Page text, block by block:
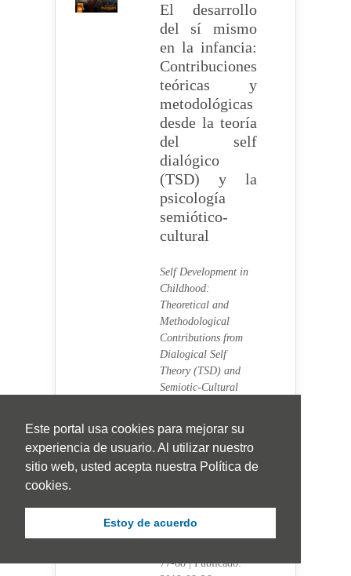
Este portal usa cookies para mejorar su
experiencia de usuario. Al utilizar nuestro
sitio web, usted acepta nuestra Política de
cookies.
Estoy de acuerdo
El desarrollo
del sí mismo
en la infancia:
Contribuciones
teóricas y
metodológicas
desde la teoría
del self
dialógico
(TSD) y la
psicología
semiótico-
cultural
Self Development in
Childhood:
Theoretical and
Methodological
Contributions from
Dialogical Self
Theory (TSD) and
Semiotic-Cultural
Mónica,Bermúdez-
Jaimes, Milton E.,
Uchoa Branco,
3325 |
77-88|Publicado: